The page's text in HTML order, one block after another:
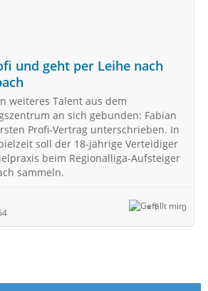
und geht per Leihe nach
weiteres Talent aus dem
an sich gebunden: Fabian
Profi-Vertrag unterschrieben. In
soll der 18-jährige Verteidiger
beim Regionalliga-Aufsteiger
sammeln.
1 0